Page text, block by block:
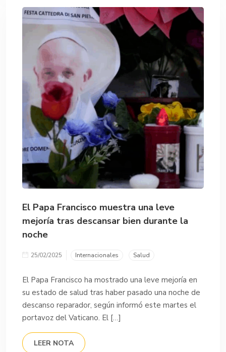
El Papa Francisco muestra una leve
mejoría tras descansar bien durante la
noche
25/02/2025 Internacionales Salud
El Papa Francisco ha mostrado una leve mejoría en
su estado de salud tras haber pasado una noche de
descanso reparador, según informó este martes el
portavoz del Vaticano. El […]
LEER NOTA